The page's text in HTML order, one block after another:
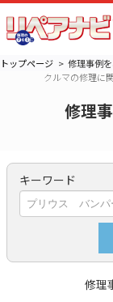
トップページ
修理事例
クルマの修理に
修理
キーワード
修理